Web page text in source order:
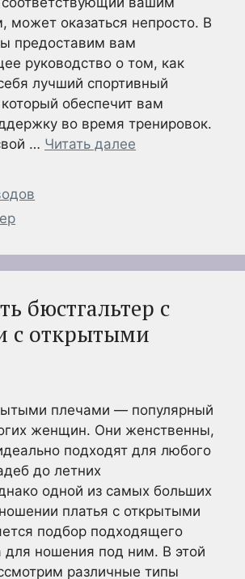
может оказаться непросто. В
предоставим вам
руководство о том, как
лучший спортивный
обеспечит вам
во время тренировок.
… Читать далее
бюстгальтер с
с открытыми
плечами — популярный
женщин. Они женственны,
подходят для любого
до летних
одной из самых больших
платья с открытыми
подбор подходящего
для ношения под ним. В этой
различные типы